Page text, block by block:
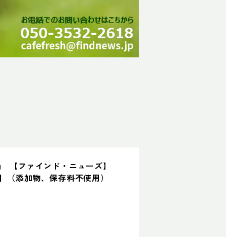
【ファインド・ニューズ】
（添加物、保存料不使用）